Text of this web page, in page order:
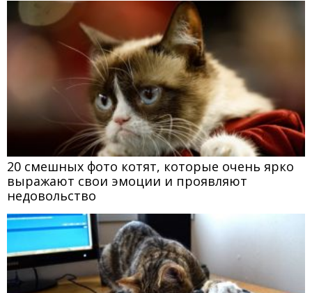
20 смешных фото котят, которые очень ярко
выражают свои эмоции и проявляют
недовольство